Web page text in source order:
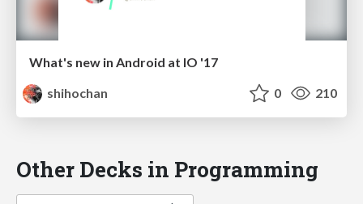
What's new in Android at IO '17
shihochan
0 210
Other Decks in Programming